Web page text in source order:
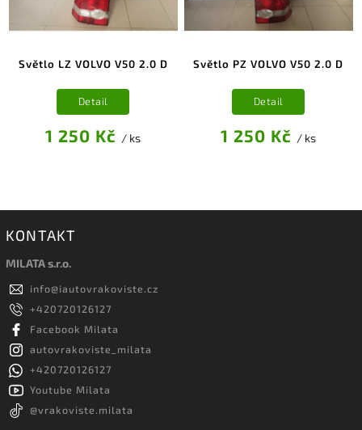
Světlo LZ VOLVO V50 2.0 D
1 250 Kč / ks
Detail
Světlo PZ VOLVO V50 2.0 D
1 250 Kč / ks
Detail
KONTAKT
MILATA s.r.o.
info@iautovrakoviste.cz
+420720126127
Facebook Milata
autovrakoviste_milata
+420720126127
Youtube Milata
@vrakoviste.milata